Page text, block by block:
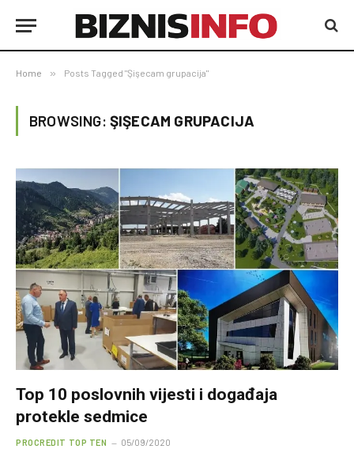
Home » Posts Tagged "Şişecam grupacija"
BROWSING: ŞIŞECAM GRUPACIJA
Top 10 poslovnih vijesti i događaja
protekle sedmice
PROCREDIT TOP TEN 05/09/2020